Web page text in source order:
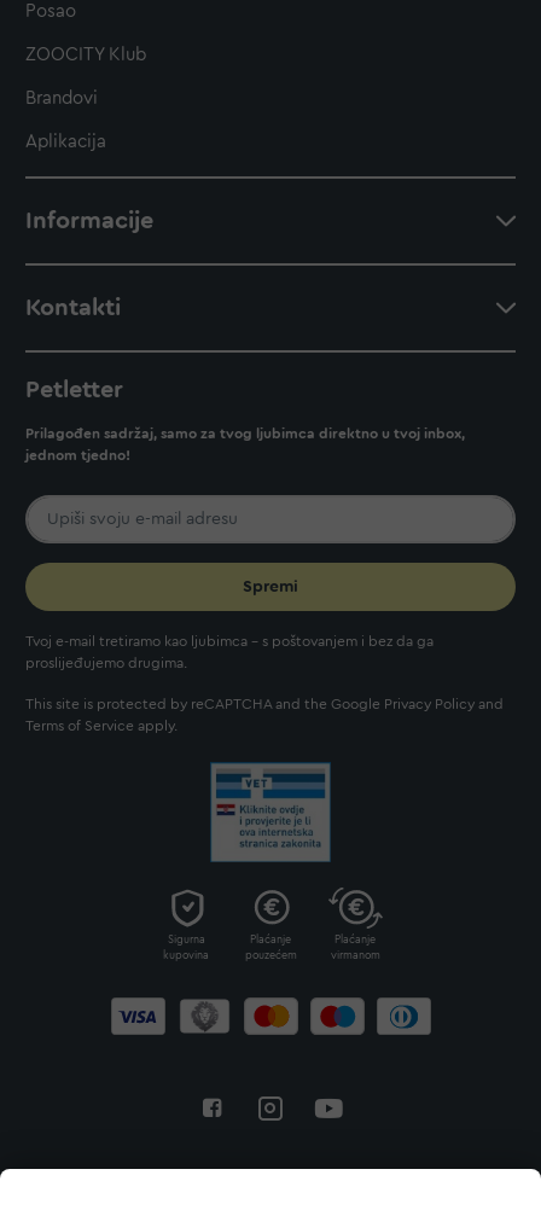
Posao
ZOOCITY Klub
Brandovi
Aplikacija
Informacije
Kontakti
Petletter
Prilagođen sadržaj, samo za tvog ljubimca direktno u tvoj inbox,
jednom tjedno!
Spremi
Tvoj e-mail tretiramo kao ljubimca - s poštovanjem i bez da ga
proslijeđujemo drugima.
This site is protected by reCAPTCHA and the Google Privacy Policy and
Terms of Service apply.
Sigurna
kupovina
Plaćanje
pouzećem
Plaćanje
virmanom